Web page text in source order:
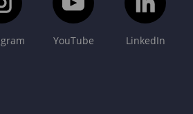
YouTube LinkedIn